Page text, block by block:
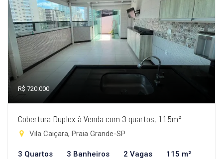
R$ 720.000
Cobertura Duplex à Venda com 3 quartos, 115m²
Vila Caiçara, Praia Grande-SP
3 Quartos 3 Banheiros 2 Vagas 115 m²